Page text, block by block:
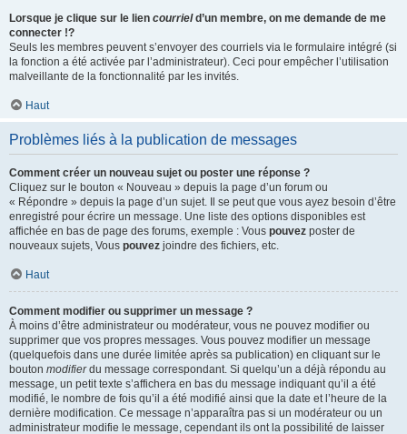
Lorsque je clique sur le lien courrield’un membre, on me demande de me
connecter !?
Seuls les membres peuvent s’envoyer des courriels via le formulaire intégré (si
la fonction a été activée par l’administrateur). Ceci pour empêcher l’utilisation
malveillante de la fonctionnalité par les invités.
Haut
Problèmes liés à la publication de messages
Comment créer un nouveau sujet ou poster une réponse ?
Cliquez sur le bouton « Nouveau » depuis la page d’un forum ou
« Répondre » depuis la page d’un sujet. Il se peut que vous ayez besoin d’être
enregistré pour écrire un message. Une liste des options disponibles est
affichée en bas de page des forums, exemple : Vous pouvez poster de
nouveaux sujets, Vous pouvez joindre des fichiers, etc.
Haut
Comment modifier ou supprimer un message ?
À moins d’être administrateur ou modérateur, vous ne pouvez modifier ou
supprimer que vos propres messages. Vous pouvez modifier un message
(quelquefois dans une durée limitée après sa publication) en cliquant sur le
bouton modifierdu message correspondant. Si quelqu’un a déjà répondu au
message, un petit texte s’affichera en bas du message indiquant qu’il a été
modifié, le nombre de fois qu’il a été modifié ainsi que la date et l’heure de la
dernière modification. Ce message n’apparaîtra pas si un modérateur ou un
administrateur modifie le message, cependant ils ont la possibilité de laisser